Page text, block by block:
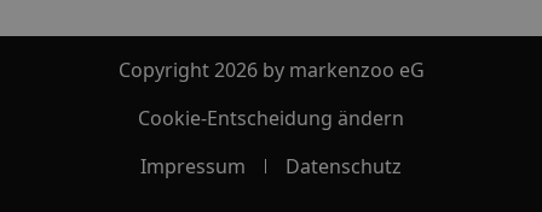
Copyright 2026 by markenzoo eG
Cookie-Entscheidung ändern
Impressum
Datenschutz